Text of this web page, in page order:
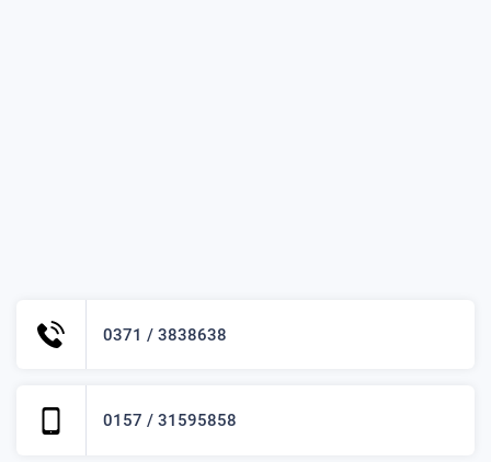
0371 / 3838638
0157 / 31595858